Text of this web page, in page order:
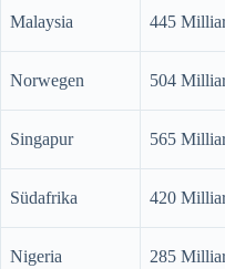
Malaysia 445
Norwegen 504
Singapur 565
Südafrika 420
Nigeria 285